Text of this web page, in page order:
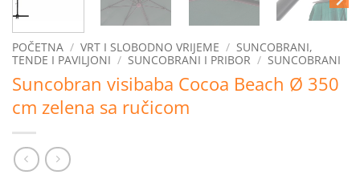
POČETNA / VRT I SLOBODNO VRIJEME / SUNCOBRANI,
TENDE I PAVILJONI / SUNCOBRANI I PRIBOR / SUNCOBRANI
Suncobran visibaba Cocoa Beach Ø 350
cm zelena sa ručicom